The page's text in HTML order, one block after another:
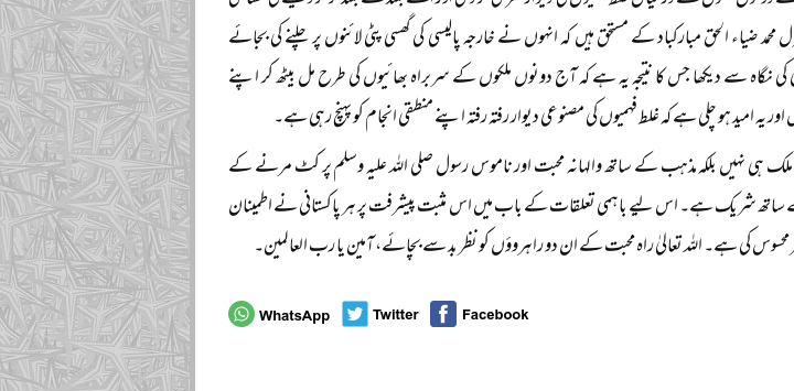
الحق مبارکباد کے مستحق ہیں کہ انہوں نے خارجہ پالیسی کی گھسی پٹی لائنوں پر چلنے کی بجائے
نگاہ سے دیکھا جس کا نتیجہ یہ ہے کہ آج دونوں ملکوں کے سربراہ بھائیوں کی طرح مل بیٹھ کر اپنے
یہ امید ہو چلی ہے کہ غلط فہمیوں کی مصنوعی دیوار رفتہ رفتہ اپنے منطقی انجام کو پہنچ رہی ہے۔
ہی نہیں بلکہ مذہب کے ساتھ والہانہ محبت اور ناموس رسول صلی اللہ علیہ وسلم پر کٹ مرنے کے
کے ساتھ شریک ہے۔ اس لیے باہمی تعلقات کے باب میں اس مثبت پیشرفت پر ہر پاکستانی نے اطمینان
کی ہے۔ اللہ تعالیٰ راہ محبت کے ان دو راہروؤں کو نظر بد سے بچائے، آمین یا رب العالمین۔